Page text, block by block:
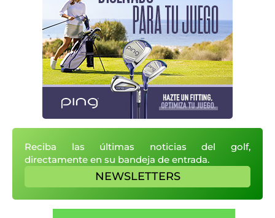
Reciba las últimas noticias del golf,
directamente en su bandeja de entrada.
NEWSLETTERS